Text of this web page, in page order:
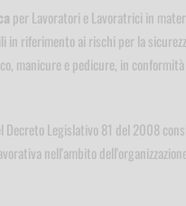
per Lavoratori e Lavoratrici in
in riferimento ai rischi per la
manicure e pedicure, in
Decreto Legislativo 81 del 2008
nell'ambito